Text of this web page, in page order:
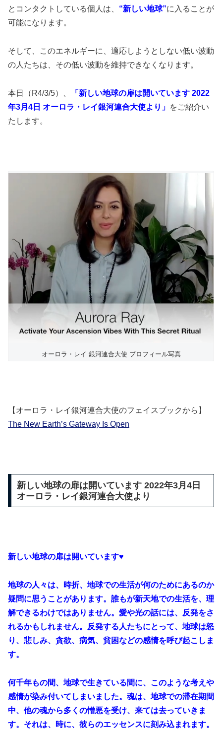
とコンタクトしている個人は、 “新しい地球”に入ることが
可能になります。
そして、このエネルギーに、適応しようとしない低い波動
の人たちは、その低い波動を維持できなくなります。
本日（R4/3/5）、
「新しい地球の扉は開いています 2022
年3月4日 オーロラ・レイ銀河連合大使より」 をご紹介い
たします。
オーロラ・レイ 銀河連合大使 プロフィール写真
【オーロラ・レイ銀河連合大使のフェイスブックから】
The New Earth’s Gateway Is Open
新しい地球の扉は開いています 2022年3月4日
オーロラ・レイ銀河連合大使より
新しい地球の扉は開いています♥️
地球の人々は、時折、地球での生活が何のためにあるのか
疑問に思うことがあります。誰もが新天地での生活を、理
解できるわけではありません。愛や光の話には、反発をさ
れるかもしれません。反発する人たちにとって、地球は怒
り、悲しみ、貪欲、病気、貧困などの感情を呼び起こしま
す。
何千年もの間、地球で生きている間に、このような考えや
感情が染み付いてしまいました。魂は、地球での滞在期間
中、他の魂から多くの憎悪を受け、来ては去っていきま
す。それは、時に、彼らのエッセンスに刻み込まれます。